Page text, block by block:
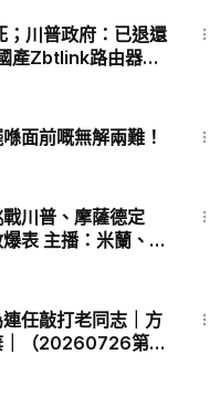
；川普政府：已退還
產Zbtlink路由器存
面前嘅無解兩難！
川普、摩薩德定
表 主播：米蘭、寶
任敲打老同志｜方
｜（20260726第